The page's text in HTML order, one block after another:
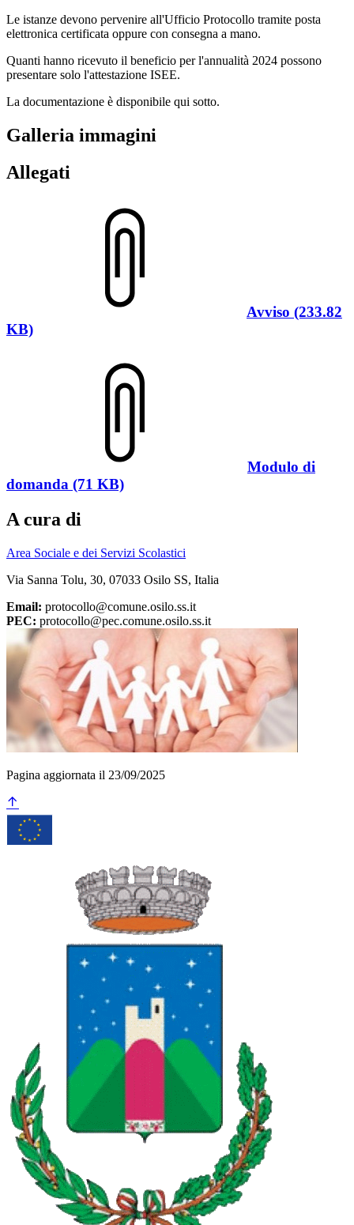
Le istanze devono pervenire all'Ufficio Protocollo tramite posta
elettronica certificata oppure con consegna a mano.
Quanti hanno ricevuto il beneficio per l'annualità 2024 possono
presentare solo l'attestazione ISEE.
La documentazione è disponibile qui sotto.
Galleria immagini
Allegati
Avviso (233.82
KB)
Modulo di
domanda (71 KB)
A cura di
Area Sociale e dei Servizi Scolastici
Via Sanna Tolu, 30, 07033 Osilo SS, Italia
Email: protocollo@comune.osilo.ss.it
PEC: protocollo@pec.comune.osilo.ss.it
Pagina aggiornata il 23/09/2025